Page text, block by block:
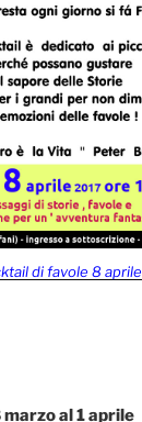
di favole 8 aprile
al 1 aprile